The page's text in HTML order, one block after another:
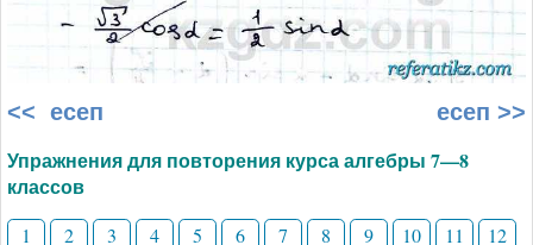
<< есеп есеп >>
Упражнения для повторения курса алгебры 7—8
классов
1 2 3 4 5 6 7 8 9 10 11 12